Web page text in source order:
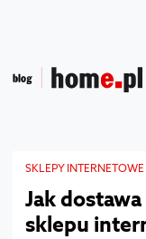
SKLEPY INTERNETOWE
Jak
sklepu